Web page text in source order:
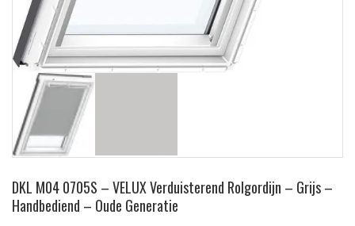
DKL M04 0705S – VELUX Verduisterend Rolgordijn – Grijs –
Handbediend – Oude Generatie